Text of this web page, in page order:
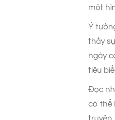
một
Ý
thấy
ngày
tiêu
Đọc
có thể